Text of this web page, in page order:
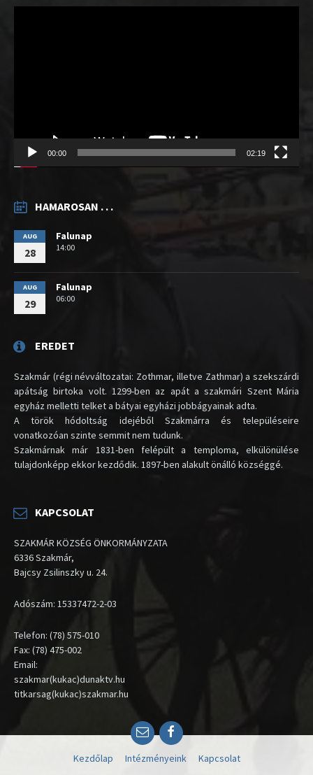
00:00 02:19
HAMAROSAN . . .
AUG
28
Falunap
14:00
AUG
29
Falunap
06:00
EREDET
Szakmár (régi névváltozatai: Zothmar, illetve Zathmar) a szekszárdi
apátság birtoka volt. 1299-ben az apát a szakmári Szent Mária
egyház melletti telket a bátyai egyházi jobbágyainak adta.
A török hódoltság idejéből Szakmárra és településeire
vonatkozóan szinte semmit nem tudunk.
Szakmárnak már 1831-ben felépült a temploma, elkülönülése
tulajdonképp ekkor kezdődik. 1897-ben alakult önálló községgé.
KAPCSOLAT
SZAKMÁR KÖZSÉG ÖNKORMÁNYZATA
6336 Szakmár,
Bajcsy Zsilinszky u. 24.
Adószám: 15337472-2-03
Telefon: (78) 575-010
Fax: (78) 475-002
Email:
szakmar(kukac)dunaktv.hu
titkarsag(kukac)szakmar.hu
EmailFacebook
Kezdőlap Intézményeink Kapcsolat